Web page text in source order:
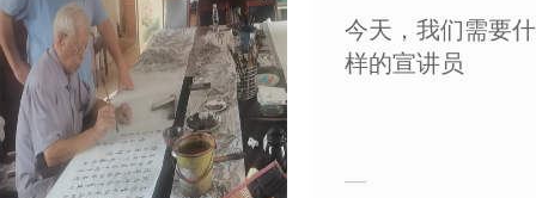
今天，我们需要
样的宣讲员
—